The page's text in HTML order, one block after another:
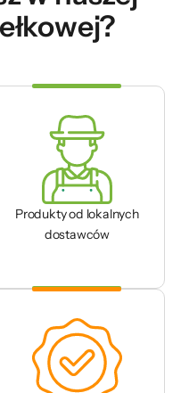
Produkty od lokalnych
dostawców